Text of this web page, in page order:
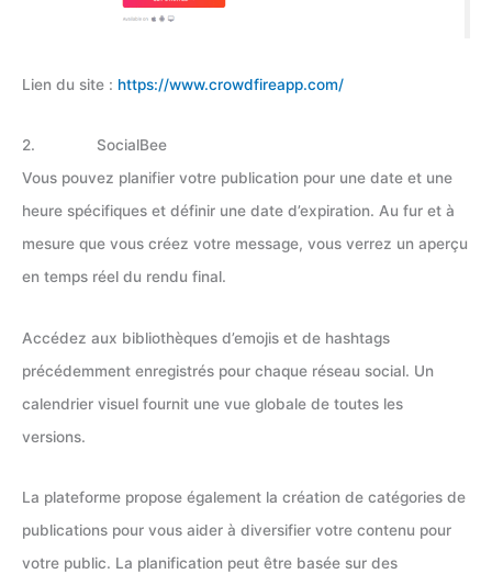
Lien du site : https://www.crowdfireapp.com/
2. SocialBee
Vous pouvez planifier votre publication pour une date et une
heure spécifiques et définir une date d’expiration. Au fur et à
mesure que vous créez votre message, vous verrez un aperçu
en temps réel du rendu final.
Accédez aux bibliothèques d’emojis et de hashtags
précédemment enregistrés pour chaque réseau social. Un
calendrier visuel fournit une vue globale de toutes les
versions.
La plateforme propose également la création de catégories de
publications pour vous aider à diversifier votre contenu pour
votre public. La planification peut être basée sur des